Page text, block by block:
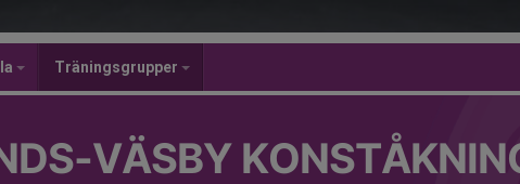
Träningsgrupper
VÄSBY